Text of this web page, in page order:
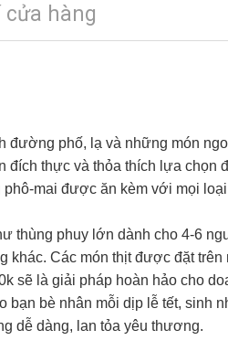
hàng
phố, lạ và những món
thực và thỏa thích lựa chọn
mai được ăn kèm với mọi
thùng phuy lớn dành cho 4-6
Các món thịt được đặt
sẽ là giải pháp hoàn hảo cho
bè nhân mỗi dịp lễ tết, sinh
dễ dàng, lan tỏa yêu thương.